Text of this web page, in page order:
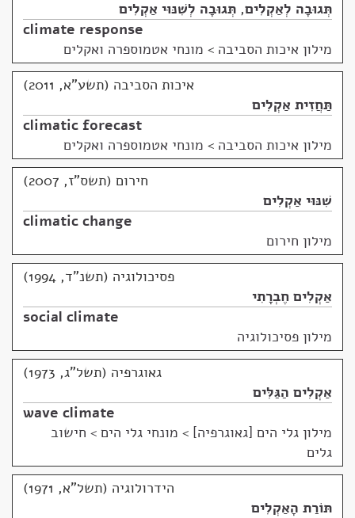
תְּגוּבָה לְאַקְלִים, תְּגוּבָה לְשִׁנּוּי אַקְלִים
climate response
מילון איכות הסביבה > מונחי אטמוספרה ואקלים
איכות הסביבה (תשע"א, 2011)
תַּחֲזִית אַקְלִים
climatic forecast
מילון איכות הסביבה > מונחי אטמוספרה ואקלים
חירום (תשס"ז, 2007)
שִׁנּוּי אַקְלִים
climatic change
מילון חירום
פסיכולוגיה (תשנ"ד, 1994)
אַקְלִים חֶבְרָתִי
social climate
מילון פסיכולוגיה
גאוגרפיה (תשל"ג, 1973)
אַקְלִים הַגַּלִּים
wave climate
מילון גלי הים [גאוגרפיה] > מונחי גלי הים > חישוב
גלים
הידרולוגיה (תשל"א, 1971)
תּוֹרַת הָאַקְלִים